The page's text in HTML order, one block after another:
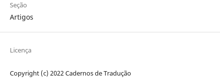
Seção
Artigos
Licença
Copyright (c) 2022 Cadernos de Tradução